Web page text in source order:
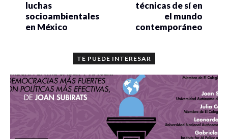
luchas
socioambientales
en México
técnicas de sí en
el mundo
contemporáneo
TE PUEDE INTERESAR